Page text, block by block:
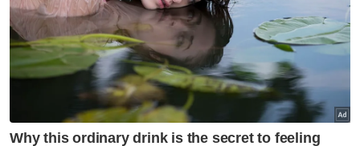
Artikel Berkaitan:
MBSA semarak aktiviti seni budaya Shah Alam
Polis giat buru suspek ragut di Seksyen 15, Shah
Alam
Peguam pemerhati TMJ desak Akta Kanak-Kanak
2001 ditambah baik
“Menyediakan sehingga enam Talian